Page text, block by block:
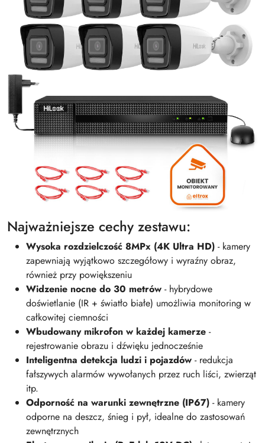
Najważniejsze cechy zestawu:
Wysoka rozdzielczość 8MPx (4K Ultra HD) - kamery
zapewniają wyjątkowo szczegółowy i wyraźny obraz,
również przy powiększeniu
Widzenie nocne do 30 metrów - hybrydowe
doświetlanie (IR + światło białe) umożliwia monitoring w
całkowitej ciemności
Wbudowany mikrofon w każdej kamerze -
rejestrowanie obrazu i dźwięku jednocześnie
Inteligentna detekcja ludzi i pojazdów - redukcja
fałszywych alarmów wywołanych przez ruch liści, zwierząt
itp.
Odporność na warunki zewnętrzne (IP67) - kamery
odporne na deszcz, śnieg i pył, idealne do zastosowań
zewnętrznych